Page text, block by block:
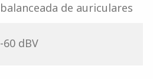
balanceada de auriculares
-60 dBV